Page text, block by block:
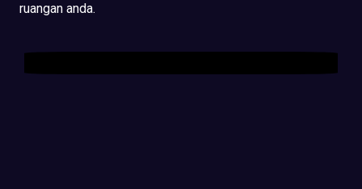
ruangan anda.